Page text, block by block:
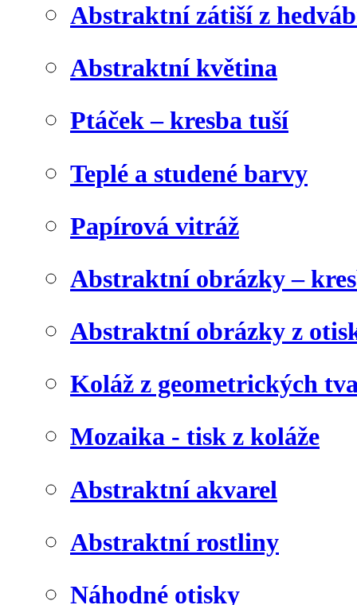
Abstraktní zátiší z
Abstraktní květina
Ptáček – kresba tuší
Teplé a studené barvy
Papírová vitráž
Abstraktní obrázky –
Abstraktní obrázky z
Koláž z geometrických
Mozaika - tisk z koláže
Abstraktní akvarel
Abstraktní rostliny
Náhodné otisky